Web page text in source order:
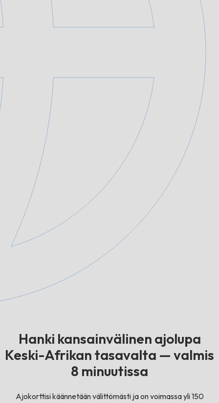
Hanki kansainvälinen ajolupa
Keski-Afrikan tasavalta — valmis
8 minuutissa
Ajokorttisi käännetään välittömästi ja on voimassa yli 150